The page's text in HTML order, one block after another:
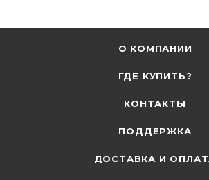
О КОМПАНИИ
ГДЕ КУПИТЬ?
КОНТАКТЫ
ПОДДЕРЖКА
ДОСТАВКА И